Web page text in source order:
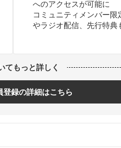
へのアクセスが可能に
コミュニティメンバー限
やラジオ配信、先行特典
てもっと詳しく
録の詳細はこちら